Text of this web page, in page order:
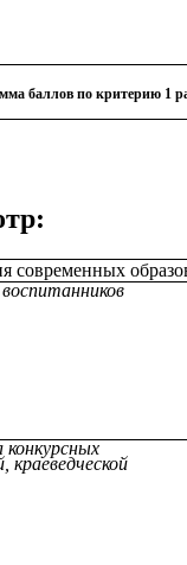
возможная
конкурсных